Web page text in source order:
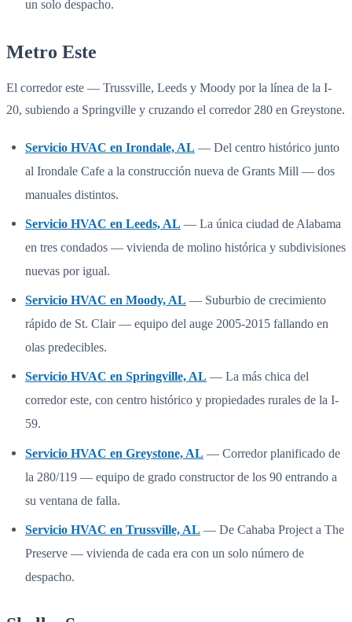
un solo despacho.
Metro Este
El corredor este — Trussville, Leeds y Moody por la línea de la I-
20, subiendo a Springville y cruzando el corredor 280 en Greystone.
Servicio HVAC en Irondale, AL — Del centro histórico junto
al Irondale Cafe a la construcción nueva de Grants Mill — dos
manuales distintos.
Servicio HVAC en Leeds, AL — La única ciudad de Alabama
en tres condados — vivienda de molino histórica y subdivisiones
nuevas por igual.
Servicio HVAC en Moody, AL — Suburbio de crecimiento
rápido de St. Clair — equipo del auge 2005-2015 fallando en
olas predecibles.
Servicio HVAC en Springville, AL — La más chica del
corredor este, con centro histórico y propiedades rurales de la I-
59.
Servicio HVAC en Greystone, AL — Corredor planificado de
la 280/119 — equipo de grado constructor de los 90 entrando a
su ventana de falla.
Servicio HVAC en Trussville, AL — De Cahaba Project a The
Preserve — vivienda de cada era con un solo número de
despacho.